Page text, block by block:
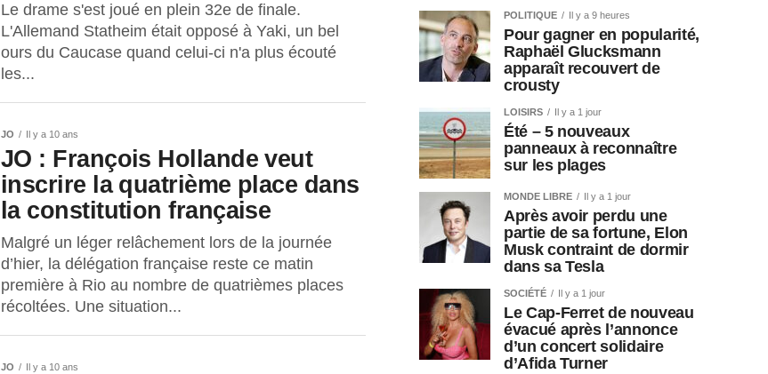
Le drame s'est joué en plein 32e de finale.
L'Allemand Statheim était opposé à Yaki, un bel
ours du Caucase quand celui-ci n'a plus écouté
les...
JO Il y a 10 ans
JO : François Hollande veut
inscrire la quatrième place dans
la constitution française
Malgré un léger relâchement lors de la journée
d’hier, la délégation française reste ce matin
première à Rio au nombre de quatrièmes places
récoltées. Une situation...
JO Il y a 10 ans
POLITIQUE Il y a 9 heures
Pour gagner en popularité,
Raphaël Glucksmann
apparaît recouvert de
crousty
LOISIRS Il y a 1 jour
Été – 5 nouveaux
panneaux à reconnaître
sur les plages
MONDE LIBRE Il y a 1 jour
Après avoir perdu une
partie de sa fortune, Elon
Musk contraint de dormir
dans sa Tesla
SOCIÉTÉ Il y a 1 jour
Le Cap-Ferret de nouveau
évacué après l’annonce
d’un concert solidaire
d’Afida Turner